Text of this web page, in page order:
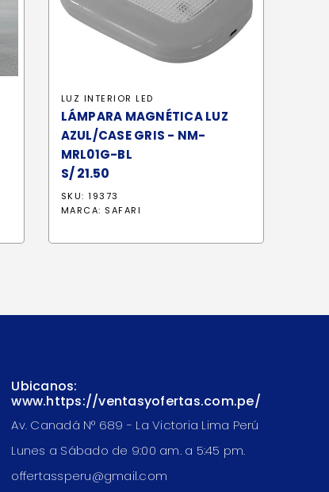
LUZ INTERIOR LED
LÁMPARA MAGNÉTICA LUZ
AZUL/CASE GRIS - NM-
MRL01G-BL
S/21.50
SKU: 19373
MARCA: SAFARI
Ubicanos:
www.https://ventasyofertas.com.pe/
Av. Canadá N° 689 - La Victoria Lima Perú
Lunes a Sábado de 9:00 am. a 5:45 pm.
offertassperu@gmail.com